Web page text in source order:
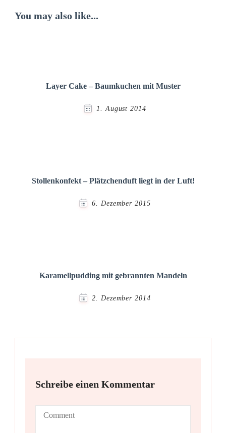
You may also like...
Layer Cake – Baumkuchen mit Muster
1. August 2014
Stollenkonfekt – Plätzchenduft liegt in der Luft!
6. Dezember 2015
Karamellpudding mit gebrannten Mandeln
2. Dezember 2014
Schreibe einen Kommentar